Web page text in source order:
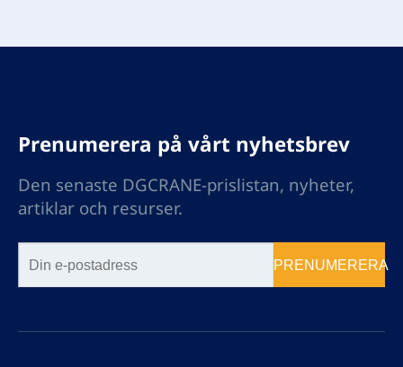
Prenumerera på vårt nyhetsbrev
Den senaste DGCRANE-prislistan, nyheter,
artiklar och resurser.
PRENUMERERA